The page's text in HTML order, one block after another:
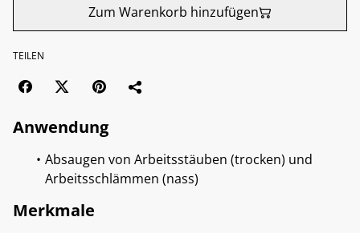
Zum Warenkorb hinzufügen
TEILEN
Anwendung
Absaugen von Arbeitsstäuben (trocken) und
Arbeitsschlämmen (nass)
Merkmale